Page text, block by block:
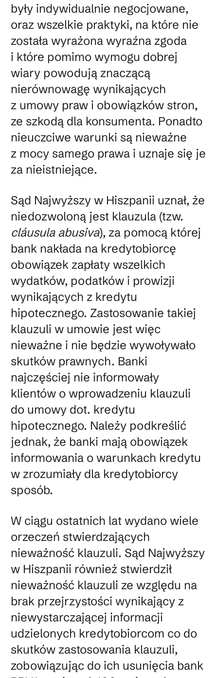
były indywidualnie negocjowane,
oraz wszelkie praktyki, na które nie
została wyrażona wyraźna zgoda
i które pomimo wymogu dobrej
wiary powodują znaczącą
nierównowagę wynikających
z umowy praw i obowiązków stron,
ze szkodą dla konsumenta. Ponadto
nieuczciwe warunki są nieważne
z mocy samego prawa i uznaje się je
za nieistniejące.
Sąd Najwyższy w Hiszpanii uznał, że
niedozwoloną jest klauzula (tzw.
cláusula abusiva), za pomocą której
bank nakłada na kredytobiorcę
obowiązek zapłaty wszelkich
wydatków, podatków i prowizji
wynikających z kredytu
hipotecznego. Zastosowanie takiej
klauzuli w umowie jest więc
nieważne i nie będzie wywoływało
skutków prawnych. Banki
najczęściej nie informowały
klientów o wprowadzeniu klauzuli
do umowy dot. kredytu
hipotecznego. Należy podkreślić
jednak, że banki mają obowiązek
informowania o warunkach kredytu
w zrozumiały dla kredytobiorcy
sposób.
W ciągu ostatnich lat wydano wiele
orzeczeń stwierdzających
nieważność klauzuli. Sąd Najwyższy
w Hiszpanii również stwierdził
nieważność klauzuli ze względu na
brak przejrzystości wynikający z
niewystarczającej informacji
udzielonych kredytobiorcom co do
skutków zastosowania klauzuli,
zobowiązując do ich usunięcia bank